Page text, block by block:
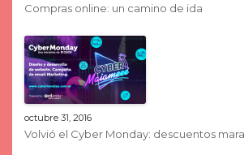
Compras online: un camino de ida
octubre 31, 2016
Volvió el Cyber Monday: descuentos